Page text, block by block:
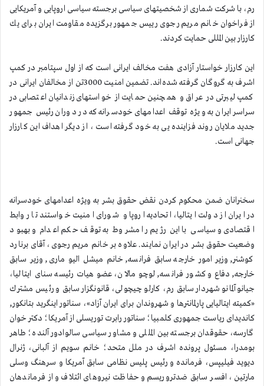
رم، با شركت شماری از شخصیتهای سیاسی برجسته سیاسی اروپایی و آمریكایی
از فراخوان خانم مریم رجوی رییس جمهور برگزیده مقاومت ایران برای یك
كارزار بین المللی حمایت كردند.
این كارزار خواستار آزادی هفت مخالف ایرانی است كه از اول سپتامبر در كمپ
اشرف به گروگان گرفته شده‌اند. تضمین امنیت 3000تن از مخالفان ایرانی در
كمپ لیبرتی در عراق و همچنین حمایت از خواستهای زندانیان اعتصابی در
سراسر ایران به ویژه توقف اعدامهای خودسرانه كه در دوران رئیس جمهور
جدید ملایان روند فزاینده یی به خود گرفته است ، از دیگر اهداف این كارزار
جهانی است.
سخنرانان ضمن محكوم كردن نقض حقوق بشر به ویژه اعدامهای خودسرانه
در ایران از دولت ایتالیا، اتحادیه اروپا و شورای امنیت خواستند تا روابط
اقتصادی و سیاسی با این رژیم را مشروط به توقف حكم اعدام و بهبود
وضعیت حقوق بشر در ایران نمایند. علاوه بر خانم مریم رجوی، آقای برنارد
كوشنر, وزیر امور خارجه سابق فرانسه, خانم میشل الیو ماری, وزیر سابق
خارجه, دفاع و كشور فرانسه, لوچو مالان، عضو هیات رئیسه سنای ایتالیا،
جیانو آلمانو شهردار سابق رم، كارلو چیچولی، قانونگزار سابق و رئیس مشترك
«كمیته ایتالیایی پارلمانترها و شهروندان برای ایران آزاد»، سناتور اینگرید بتانكور,
كاندیدای ریاست جمهوری كلمبیا؛ سناتور رابرت توریسلی از آمریكا؛ دكتر خوان
گارسه، حقوقدان برجسته بین المللی و مشاور سیاسی سالوادور آلنده؛ طاهر
بومدرا، مسئول پرونده اشرف در ملل متحد؛ خانم سویم از آلبانی، ژنرال
دیوید فیلیپس، فرمانده و رئیس پلیس نظامی سابق آمریكا و سرهنگ وسلی
مارتین ، افسر سابق ضدتروریسم و حفاظت نیروهای ائتلاف و از فرماندهان